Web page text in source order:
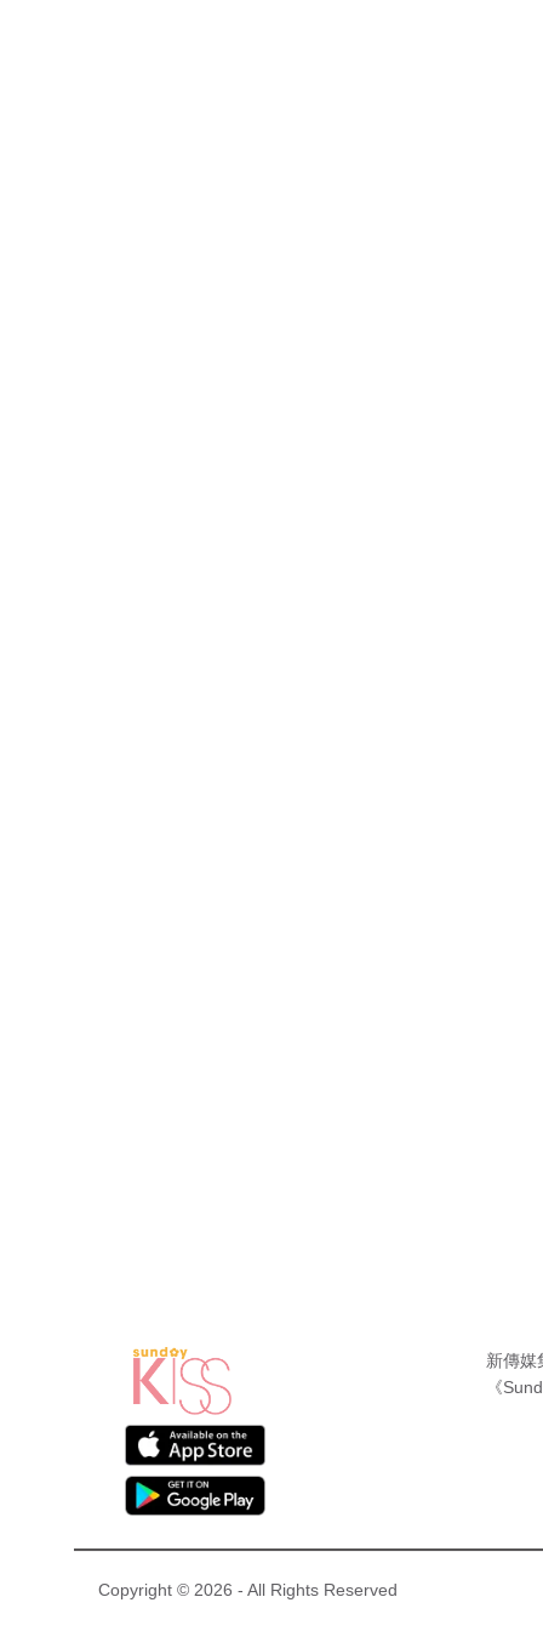
新傳媒
《
Copyright © 2026 - All Rights Reserved